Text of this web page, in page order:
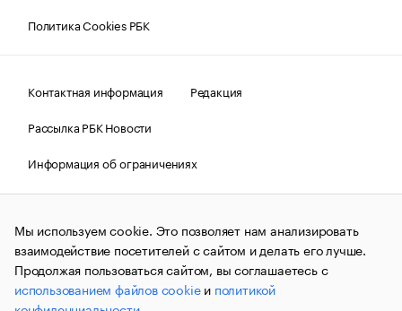
Политика Cookies РБК
Контактная информация
Редакция
Рассылка РБК Новости
Информация об ограничениях
Правовая информация
О соблюдении авторских прав
© АО «РОСБИЗНЕСКОНСАЛТИНГ»,1995–2026.Сообщения
и материалы информационного агентства «РБК»
(зарегистрировано Федеральной службой по надзору в сфере
связи, информационных технологий и массовых
коммуникаций (Роскомнадзор) 09.12.2015 за номером ИА
№ФС77-63848) сопровождаются пометкой «РБК». Отдельные
Мы используем cookie. Это позволяет нам анализировать
взаимодействие посетителей с сайтом и делать его лучше.
Продолжая пользоваться сайтом, вы соглашаетесь с
использованием файлов cookieи политикой